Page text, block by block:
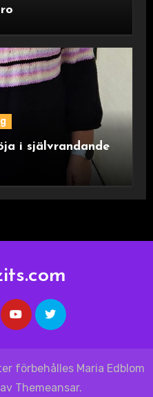
i självrandande
förbehålles Maria Edblom
av Themeansar.